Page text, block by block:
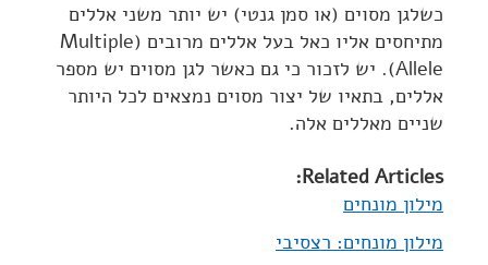
כשלגן מסוים (או סמן גנטי) יש יותר משני אללים
מתיחסים אליו כאל בעל אללים מרובים (Multiple
Allele). יש לזכור כי גם כאשר לגן מסוים יש מספר
אללים, בתאיו של יצור מסוים נמצאים לכל היותר
שניים מאללים אלה.
Related Articles:
מילון מונחים
מילון מונחים: רצסיבי